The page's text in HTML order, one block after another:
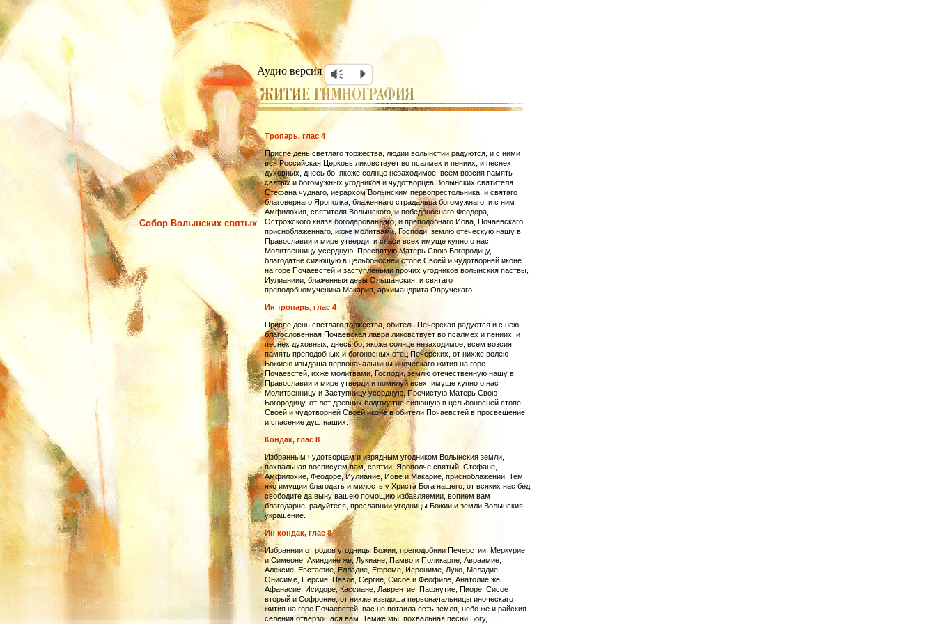
Аудио версия Vm P
Собор Волынских святых
Тропарь, глас 4
Приспе день светлаго торжества, людии волынстии радуются, и с ними
вся Российская Церковь ликовствует во псалмех и пениих, и песнех
духовных, днесь бо, якоже солнце незаходимое, всем возсия память
святых и богомужных угодников и чудотворцев Волынских святителя
Стефана чуднаго, иерархом Волынским первопрестольника, и святаго
благовернаго Ярополка, блаженнаго страдальца богомужнаго, и с ним
Амфилохия, святителя Волынского, и победоноснаго Феодора,
Острожского князя богодарованнаго, и преподобнаго Иова, Почаевскаго
присноблаженнаго, ихже молитвами, Господи, землю отеческую нашу в
Православии и мире утверди, и спаси всех имуще купно о нас
Молитвенницу усердную, Пресвятую Матерь Свою Богородицу,
благодатне сияющую в цельбоносней стопе Своей и чудотворней иконе
на горе Почаевстей и заступленьми прочих угодников волынския паствы,
Иулианиии, блаженныя девы Ольшанския, и святаго
преподобномученика Макария, архимандрита Овручскаго.
Ин тропарь, глас 4
Приспе день светлаго торжества, обитель Печерская радуется и с нею
благословенная Почаевская лавра ликовствует во псалмех и пениих, и
песнех духовных, днесь бо, якоже солнце незаходимое, всем возсия
память преподобных и богоносных отец Печерских, от нихже волею
Божиею изыдоша первоначальницы иноческаго жития на горе
Почаевстей, ихже молитвами, Господи, землю отечествен­ную нашу в
Православии и мире утверди и помилуй всех, имуще купно о нас
Молитвенницу и Заступницу усердную, Пречистую Матерь Свою
Богородицу, от лет древних блдгодатне сияющую в цельбоносней стопе
Своей и чудотворней Своей иконе в обители Почаевстей в просвещение
и спасение душ наших.
Кондак, глас 8
Избранным чудотворцам и изрядным угодником Волынския земли,
похвальная восписуем вам, святии: Ярополче святый, Стефане,
Амфилохие, Феодоре, Иулиание, Иове и Макарие, присноблажении! Тем
яко имущии благодать и милость у Христа Бога нашего, от всяких нас бед
свободите да выну вашею помощию избавляемии, вопием вам
благодарне: радуйтеся, преславнии угодницы Божии и земли Волынския
украшение.
Ин кондак, глас 8
Избраннии от родов угодницы Божии, преподобнии Печерстии: Мер­курие
и Симеоне, Акиндине же, Лукиане, Памво и Поликарпе, Авраамие,
Алексие, Евстафие, Елладие, Ефреме, Иерониме, Луко, Меладие,
Онисиме, Персие, Павле, Сергие, Сисое и Феофиле, Анатолие же,
Афанасие, Исидоре, Кассиане, Лаврентие, Пафнутие, Пиоре, Сисое
вторый и Софроние, от нихже изыдоша первоначальницы иноче­с­каго
жития на горе Почаевстей, вас не потаила есть земля, небо же и рай­­ския
селения отверзошася вам. Темже мы, похвальная песни Богу,